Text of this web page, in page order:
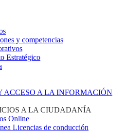
y competencias
Estratégico
ACCESO A LA INFORMACIÓN
A LA CIUDADANÍA
Online
Licencias de conducción